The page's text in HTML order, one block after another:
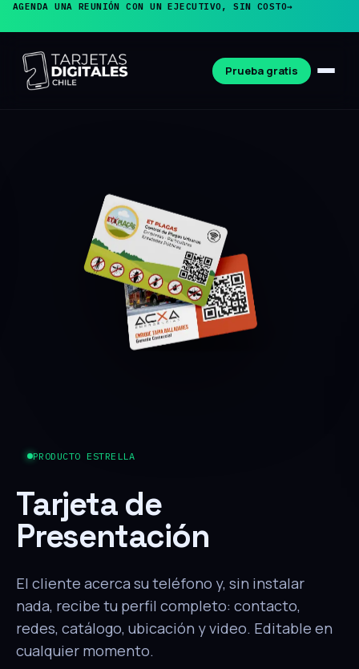
AGENDA UNA REUNIÓN CON UN EJECUTIVO, SIN COSTO→
Prueba gratis
PRODUCTO ESTRELLA
Tarjeta de
Presentación
El cliente acerca su teléfono y, sin instalar
nada, recibe tu perfil completo: contacto,
redes, catálogo, ubicación y video. Editable en
cualquier momento.